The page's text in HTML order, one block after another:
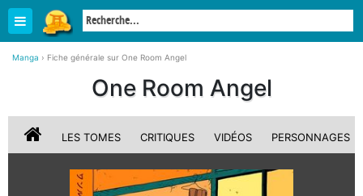
Manga › Fiche générale sur One Room Angel
One Room Angel
LES TOMES CRITIQUES VIDÉOS PERSONNAGES